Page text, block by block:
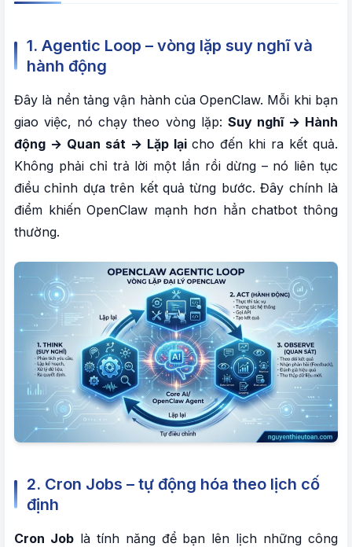
1. Agentic Loop – vòng lặp suy nghĩ và
hành động
Đây là nền tảng vận hành của OpenClaw. Mỗi khi bạn
giao việc, nó chạy theo vòng lặp: Suy nghĩ → Hành
động → Quan sát → Lặp lạicho đến khi ra kết quả.
Không phải chỉ trả lời một lần rồi dừng – nó liên tục
điều chỉnh dựa trên kết quả từng bước. Đây chính là
điểm khiến OpenClaw mạnh hơn hẳn chatbot thông
thường.
2. Cron Jobs – tự động hóa theo lịch cố
định
Cron Joblà tính năng để bạn lên lịch những công